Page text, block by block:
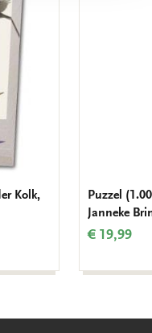
Kolk,
Puzzel
Janneke
€ 19,99